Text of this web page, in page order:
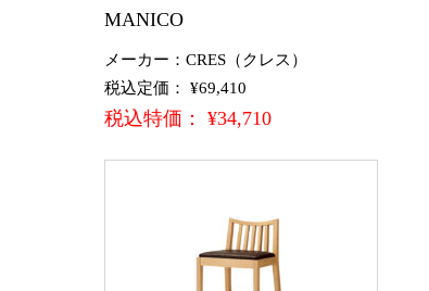
MANICO
メーカー：CRES（クレス）
税込定価： ¥69,410
税込特価： ¥34,710